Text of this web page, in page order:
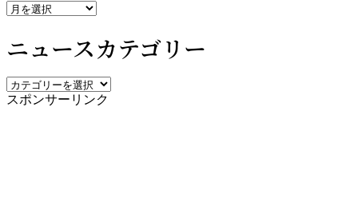
ニ
ー
ス
ア
ー
カ
ニュースカテゴリー
ニ
ュ
スポンサーリンク